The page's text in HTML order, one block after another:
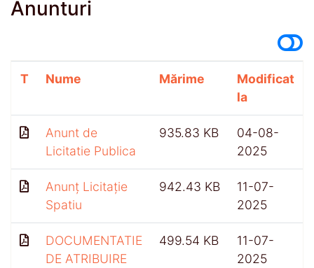
Anunturi
T Nume Mărime
Modificat
la
Anunt de
Licitatie Publica
935.83 KB
04-08-
2025
Anunț Licitație
Spatiu
942.43 KB
11-07-
2025
DOCUMENTATIE
DE ATRIBUIRE
499.54 KB
11-07-
2025